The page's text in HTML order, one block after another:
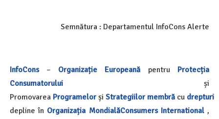
Semnătura : Departamentul InfoCons Alerte
InfoCons– Organizație Europeană pentru Protecția
Consumatorului și
Promovarea Programelor și Strategiilor membră cu drepturi
depline în Organizația MondialăConsumers International,